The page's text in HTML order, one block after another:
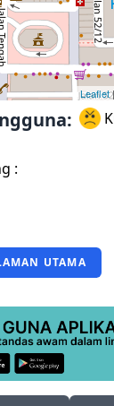
Leaflet
:
UTAMA